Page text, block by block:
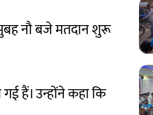
नौ बजे मतदान शुरू
हैं। उन्होंने कहा कि